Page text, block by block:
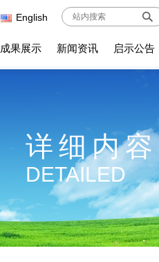
成果展示 新闻资讯 启示公告
English
详细内容
DETAILED